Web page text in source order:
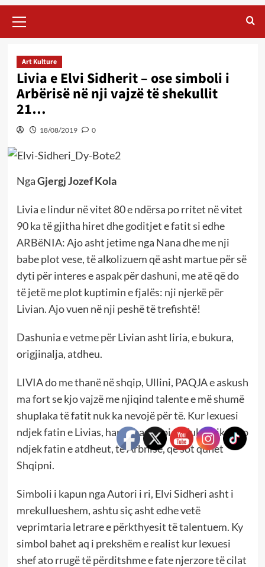
Menu
Art Kulture
Livia e Elvi Sidherit – ose simboli i
Arbërisë në nji vajzë të shekullit
21…
18/08/2019 0
NgaGjergj Jozef Kola
Livia e lindur në vitet 80 e ndërsa po rritet në vitet
90 ka të gjitha hiret dhe goditjet e fatit si edhe
ARBëNIA: Ajo asht jetime nga Nana dhe me nji
babe plot vese, të alkolizuem që asht martue për së
dyti për interes e aspak për dashuni, me atë që do
të jetë me plot kuptimin e fjalës: nji njerkë për
Livian. Ajo vuen në nji peshë të trefishtë!
Dashunia e vetme për Livian asht liria, e bukura,
origjinalja, atdheu.
LIVIA do me thanë në shqip, Ullini, PAQJA e askush
ma fort se kjo vajzë me njiqind talente e më shumë
shuplaka të fatit nuk ka nevojë për të. Kur lexuesi
ndjek fatin e Livias, hap mbas hapi të duket sikur po
ndjek fatin e atdheut, të Arbnisë, qe sot quhet
Shqipni.
Simboli i kapun nga Autori i ri, Elvi Sidheri asht i
mrekullueshem, ashtu siç asht edhe vetë
veprimtaria letrare e përkthyesit të talentuem. Ky
simbol bahet aq i prekshëm e realist kur lexuesi
shef ato rrugë të përditshme e fate njerzore të cilat